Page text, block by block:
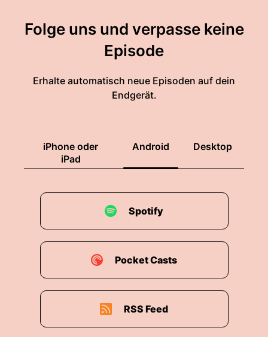
Folge uns und verpasse keine
Episode
Erhalte automatisch neue Episoden auf dein
Endgerät.
iPhone oder
iPad
Android Desktop
Spotify
Pocket Casts
RSS Feed